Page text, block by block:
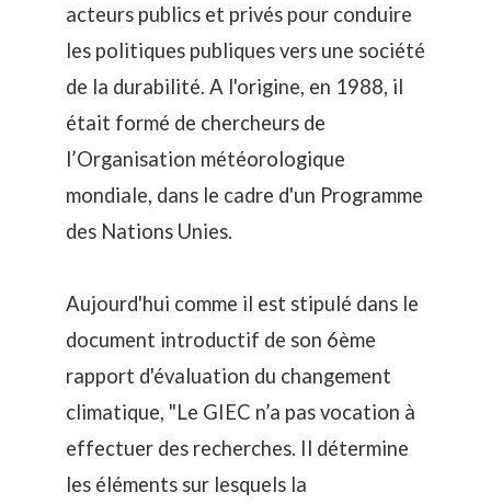
acteurs publics et privés pour conduire
les politiques publiques vers une société
de la durabilité. A l'origine, en 1988, il
était formé de chercheurs de
l’Organisation météorologique
mondiale, dans le cadre d'un Programme
des Nations Unies.
Aujourd'hui comme il est stipulé dans le
document introductif de son 6ème
rapport d'évaluation du changement
climatique, "Le GIEC n’a pas vocation à
effectuer des recherches. Il détermine
les éléments sur lesquels la